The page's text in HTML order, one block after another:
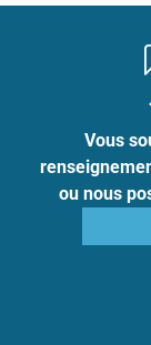
Vous
ou nous